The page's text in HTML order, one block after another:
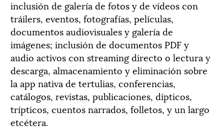
inclusión de galería de fotos y de vídeos con
tráilers, eventos, fotografías, películas,
documentos audiovisuales y galería de
imágenes; inclusión de documentos PDF y
audio activos con streaming directo o lectura y
descarga, almacenamiento y eliminación sobre
la app nativa de tertulias, conferencias,
catálogos, revistas, publicaciones, dípticos,
trípticos, cuentos narrados, folletos, y un largo
etcétera.